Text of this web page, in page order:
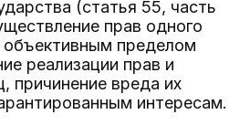
(статья 55, часть
прав одного
пределом
реализации прав и
причинение вреда их
интересам.